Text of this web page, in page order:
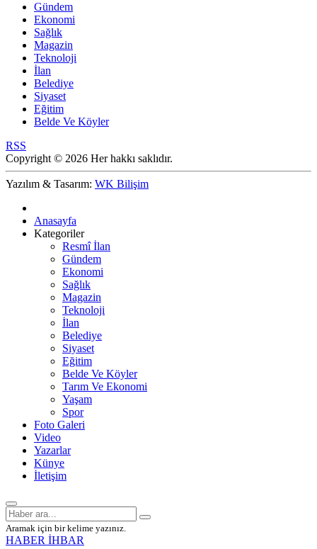
Gündem
Ekonomi
Sağlık
Magazin
Teknoloji
İlan
Belediye
Siyaset
Eğitim
Belde Ve Köyler
RSS
Copyright © 2026 Her hakkı saklıdır.
Yazılım & Tasarım: WK Bilişim
Anasayfa
Kategoriler
Resmî İlan
Gündem
Ekonomi
Sağlık
Magazin
Teknoloji
İlan
Belediye
Siyaset
Eğitim
Belde Ve Köyler
Tarım Ve Ekonomi
Yaşam
Spor
Foto Galeri
Video
Yazarlar
Künye
İletişim
Aramak için bir kelime yazınız.
HABER İHBAR